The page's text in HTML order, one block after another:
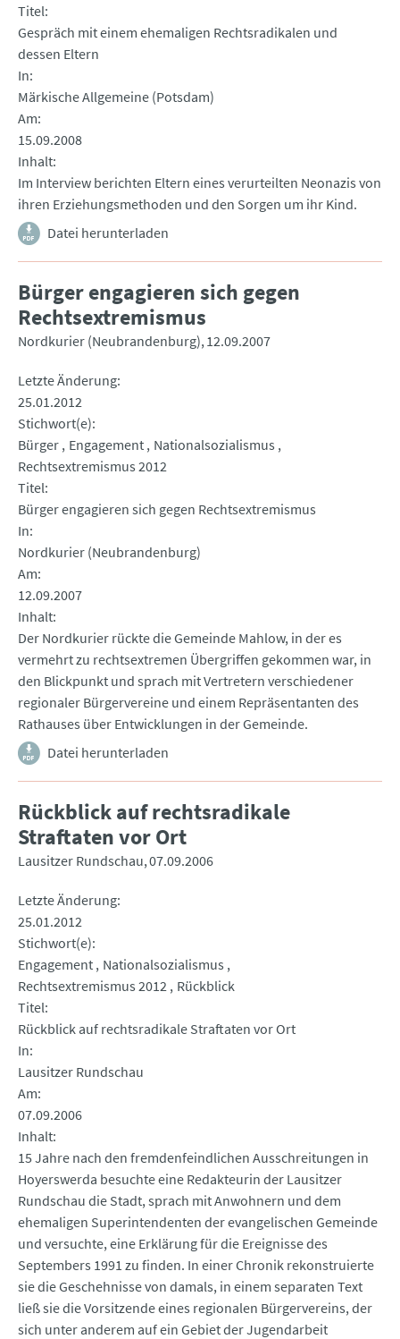
Titel
Gespräch mit einem ehemaligen Rechtsradikalen und
dessen Eltern
In
Märkische Allgemeine (Potsdam)
Am
15.09.2008
Inhalt
Im Interview berichten Eltern eines verurteilten Neonazis von
ihren Erziehungsmethoden und den Sorgen um ihr Kind.
Datei herunterladen
Bürger engagieren sich gegen
Rechtsextremismus
Nordkurier (Neubrandenburg) 12.09.2007
Letzte Änderung
25.01.2012
Stichwort(e)
Bürger Engagement Nationalsozialismus
Rechtsextremismus 2012
Titel
Bürger engagieren sich gegen Rechtsextremismus
In
Nordkurier (Neubrandenburg)
Am
12.09.2007
Inhalt
Der Nordkurier rückte die Gemeinde Mahlow, in der es
vermehrt zu rechtsextremen Übergriffen gekommen war, in
den Blickpunkt und sprach mit Vertretern verschiedener
regionaler Bürgervereine und einem Repräsentanten des
Rathauses über Entwicklungen in der Gemeinde.
Datei herunterladen
Rückblick auf rechtsradikale
Straftaten vor Ort
Lausitzer Rundschau 07.09.2006
Letzte Änderung
25.01.2012
Stichwort(e)
Engagement Nationalsozialismus
Rechtsextremismus 2012 Rückblick
Titel
Rückblick auf rechtsradikale Straftaten vor Ort
In
Lausitzer Rundschau
Am
07.09.2006
Inhalt
15 Jahre nach den fremdenfeindlichen Ausschreitungen in
Hoyerswerda besuchte eine Redakteurin der Lausitzer
Rundschau die Stadt, sprach mit Anwohnern und dem
ehemaligen Superintendenten der evangelischen Gemeinde
und versuchte, eine Erklärung für die Ereignisse des
Septembers 1991 zu finden. In einer Chronik rekonstruierte
sie die Geschehnisse von damals, in einem separaten Text
ließ sie die Vorsitzende eines regionalen Bürgervereins, der
sich unter anderem auf ein Gebiet der Jugendarbeit